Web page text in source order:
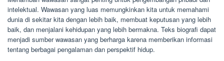
intelektual. Wawasan yang luas memungkinkan kita untuk memahami
dunia di sekitar kita dengan lebih baik, membuat keputusan yang lebih
baik, dan menjalani kehidupan yang lebih bermakna. Teks biografi dapat
menjadi sumber wawasan yang berharga karena memberikan informasi
tentang berbagai pengalaman dan perspektif hidup.